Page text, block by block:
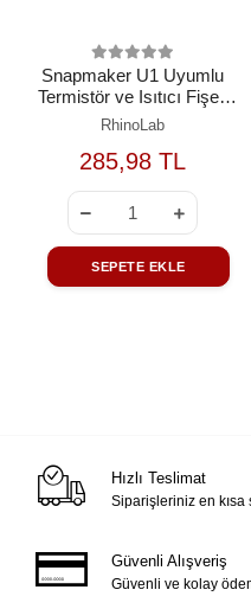
Snapmaker U1 Uyumlu
Termistör ve Isıtıcı Fişek
Seti
RhinoLab
285,98 TL
SEPETE EKLE
Hızlı Teslimat
Siparişleriniz en kısa
Güvenli Alışveriş
Güvenli ve kolay